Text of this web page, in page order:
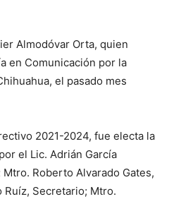
Almodóvar Orta, quien
en Comunicación por la
, el pasado mes
2021-2024, fue electa la
el Lic. Adrián García
Mtro. Roberto Alvarado Gates,
Ruíz, Secretario; Mtro.